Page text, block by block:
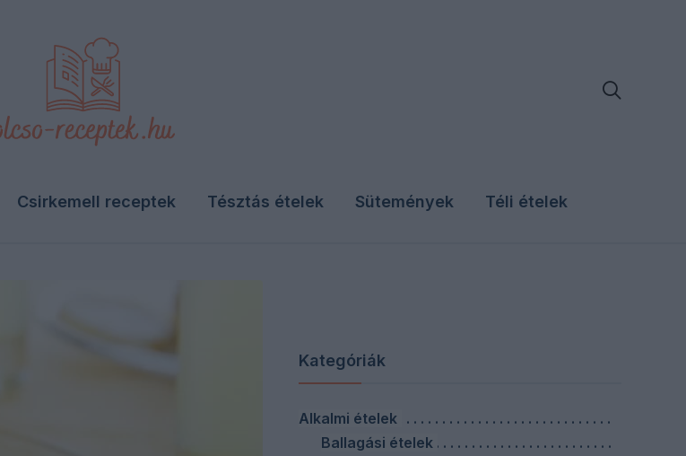

Csirkemell receptek Tésztás ételek Sütemények Téli ételek
Kategóriák
Alkalmi ételek
Ballagási ételek